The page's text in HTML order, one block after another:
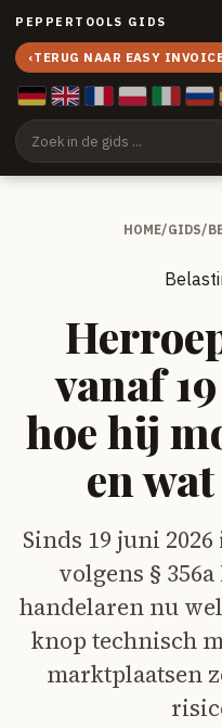
PEPPERTOOLS GIDS
‹TERUG NAAR EASY
HOME/GIDS/
vanaf
hoe hij
en
Sinds 19 juni
volgens §
handelaren nu
knop technisch
marktplaatsen